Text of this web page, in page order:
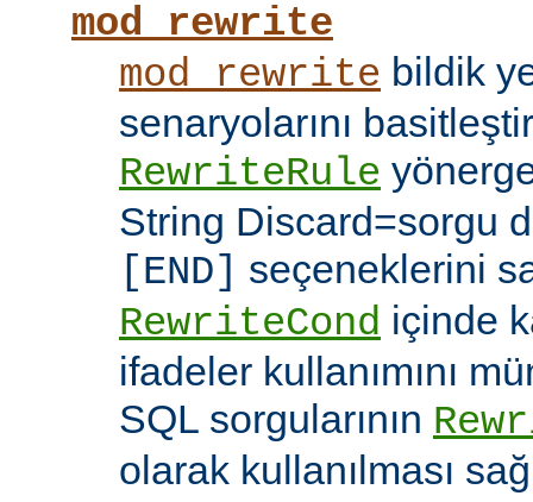
mod_rewrite
mod_rewrite bildik
senaryolarını
RewriteRule
String Discard=sorgu
[END]
seçeneklerini
RewriteCond içinde
ifadeler kullanımını
SQL sorgularının
olarak kullanılması